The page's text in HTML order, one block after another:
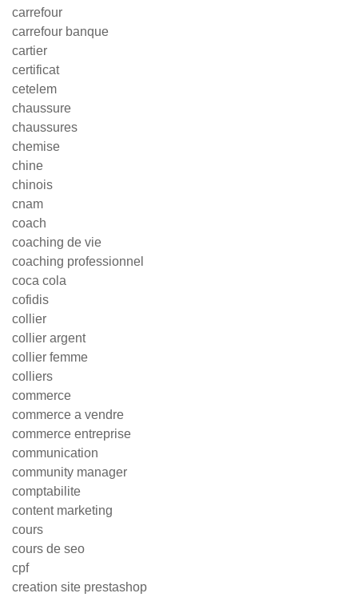
carrefour
carrefour banque
cartier
certificat
cetelem
chaussure
chaussures
chemise
chine
chinois
cnam
coach
coaching de vie
coaching professionnel
coca cola
cofidis
collier
collier argent
collier femme
colliers
commerce
commerce a vendre
commerce entreprise
communication
community manager
comptabilite
content marketing
cours
cours de seo
cpf
creation site prestashop